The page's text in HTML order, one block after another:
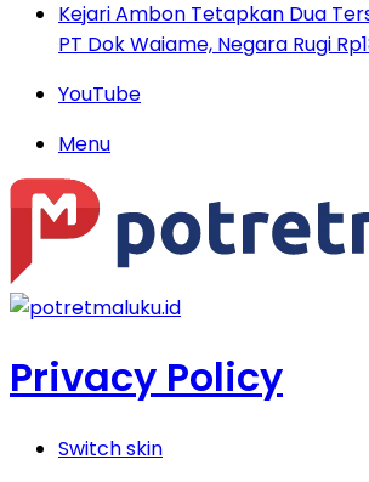
Kejari Ambon Tetapkan Dua
PT Dok Waiame, Negara Rugi
YouTube
Menu
Privacy Policy
Switch skin